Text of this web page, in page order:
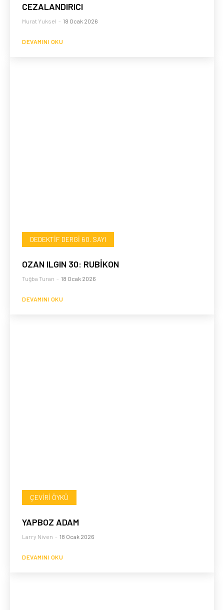
CEZALANDIRICI
Murat Yuksel - 18 Ocak 2026
DEVAMINI OKU
DEDEKTIF DERGI 60. SAYI
OZAN ILGIN 30: RUBİKON
Tuğba Turan - 18 Ocak 2026
DEVAMINI OKU
ÇEVIRI ÖYKÜ
YAPBOZ ADAM
Larry Niven - 18 Ocak 2026
DEVAMINI OKU